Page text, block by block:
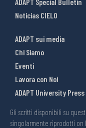
ADAPT Special Bulletin
Noticias CIELO
ADAPT sui media
Chi Siamo
Eventi
Lavora con Noi
ADAPT University Press
Gli scritti disponibili su
singolarmente riprodotti on